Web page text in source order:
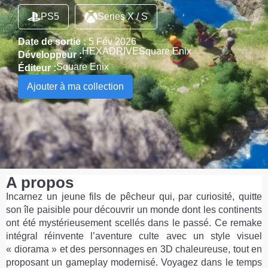
PS5 Series X / S
Date de sortie :5 Fév 2026
Développeur :HEXADRIVESquare Enix
Éditeur :Square Enix
Ajouter à ma collection
A propos
Incarnez un jeune fils de pêcheur qui, par curiosité, quitte
son île paisible pour découvrir un monde dont les continents
ont été mystérieusement scellés dans le passé. Ce remake
intégral réinvente l’aventure culte avec un style visuel
« diorama » et des personnages en 3D chaleureuse, tout en
proposant un gameplay modernisé. Voyagez dans le temps